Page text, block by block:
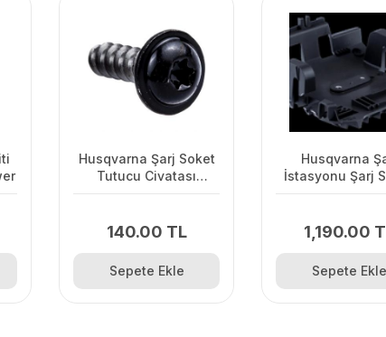
Husqvarna Şarj Soket
Tutucu Civatası
140.00 TL
Sepete Ekle
Husqvarna
İstasyonu Şarj
1,190.00
Sepete Ekle